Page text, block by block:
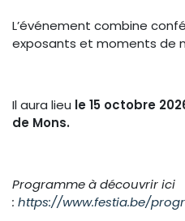
L’événement combine
exposants et moments de
Il aura lieu le 15 octobre
de Mons.
Programme à découvrir ici
: https://www.festia.be/